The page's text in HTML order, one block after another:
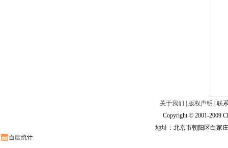
关于我们 版权声明
联
Copyright © 2001-2009
地址：北京市朝阳区白家